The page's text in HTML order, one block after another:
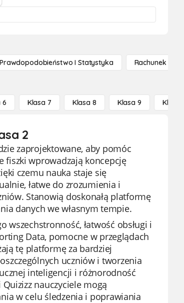
Prawdopodobieństwo I Statystyka Rachunek
6 Klasa 7 Klasa 8 Klasa 9 Klasa
2
zaprojektowane, aby pomóc
fiszki wprowadzają koncepcję
czemu nauka staje się
łatwe do zrozumienia i
Stanowią doskonałą platformę
danych we własnym tempie.
łatwość obsługi i
Data, pomocne w przeglądach
tę platformę za bardziej
uczniów i tworzenia
inteligencji i różnorodność
nauczyciele mogą
w celu śledzenia i poprawiania